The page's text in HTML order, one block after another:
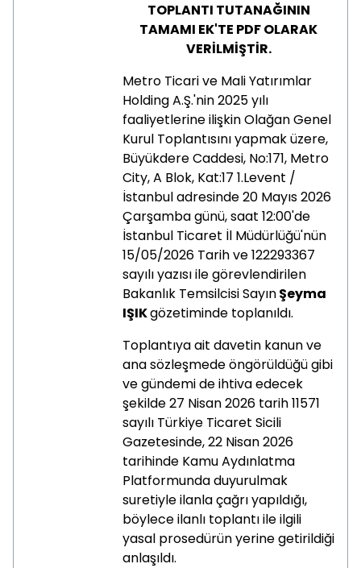
TOPLANTI TUTANAĞININ
TAMAMI EK'TE PDF OLARAK
VERİLMİŞTİR.
Metro Ticari ve Mali Yatırımlar
Holding A.Ş.'nin 2025 yılı
faaliyetlerine ilişkin Olağan Genel
Kurul Toplantısını yapmak üzere,
Büyükdere Caddesi, No:171, Metro
City, A Blok, Kat:17 1.Levent /
İstanbul adresinde 20 Mayıs 2026
Çarşamba günü, saat 12:00'de
İstanbul Ticaret İl Müdürlüğü'nün
15/05/2026 Tarih ve 122293367
sayılı yazısı ile görevlendirilen
Bakanlık Temsilcisi SayınŞeyma
IŞIKgözetiminde toplanıldı.
Toplantıya ait davetin kanun ve
ana sözleşmede öngörüldüğü gibi
ve gündemi de ihtiva edecek
şekilde 27 Nisan 2026 tarih 11571
sayılı Türkiye Ticaret Sicili
Gazetesinde, 22 Nisan 2026
tarihinde Kamu Aydınlatma
Platformunda duyurulmak
suretiyle ilanla çağrı yapıldığı,
böylece ilanlı toplantı ile ilgili
yasal prosedürün yerine getirildiği
anlaşıldı.